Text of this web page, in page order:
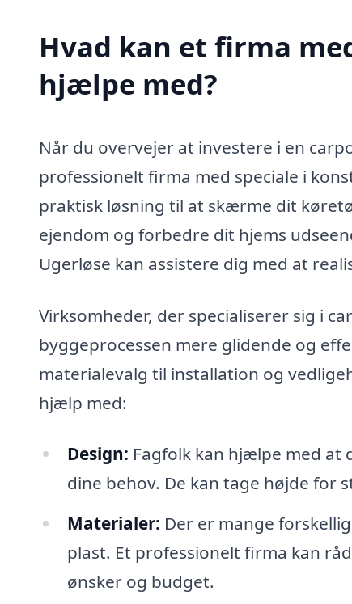
Hvad kan et firma
hjælpe med?
Når du overvejer at investere i en
professionelt firma med speciale i
praktisk løsning til at skærme dit
ejendom og forbedre dit hjems
Ugerløse kan assistere dig med at
Virksomheder, der specialiserer sig i
byggeprocessen mere glidende og
materialevalg til installation og
hjælp med:
Design: Fagfolk kan hjælpe med at
dine behov. De kan tage højde for
Materialer: Der er mange
plast. Et professionelt firma kan
ønsker og budget.